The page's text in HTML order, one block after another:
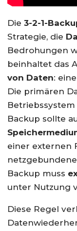
Die 3-2-1-
Strategie, die
Bedrohungen
beinhaltet das
von Daten:
Die primären
Backup sollte
einer externen
Backup muss
unter Nutzung
Diese Regel